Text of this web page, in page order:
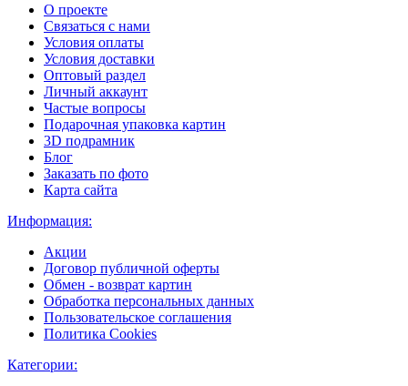
О проекте
Связаться с нами
Условия оплаты
Условия доставки
Оптовый раздел
Личный аккаунт
Частые вопросы
Подарочная упаковка картин
3D подрамник
Блог
Заказать по фото
Карта сайта
Информация:
Акции
Договор публичной оферты
Обмен - возврат картин
Обработка персональных данных
Пользовательское соглашения
Политика Cookies
Категории: